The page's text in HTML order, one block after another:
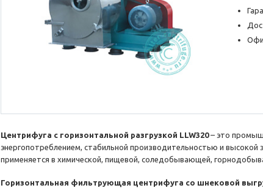
Центрифуга с горизонтальной разгрузкой LLW320– это
энергопотреблением, стабильной производительностью и
применяется в химической, пищевой, соледобывающей,
Горизонтальная фильтрующая центрифуга со шнековой